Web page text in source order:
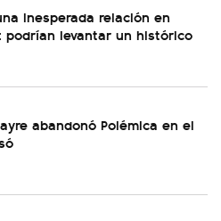
inesperada relación en
podrían levantar un histórico
abandonó Polémica en el